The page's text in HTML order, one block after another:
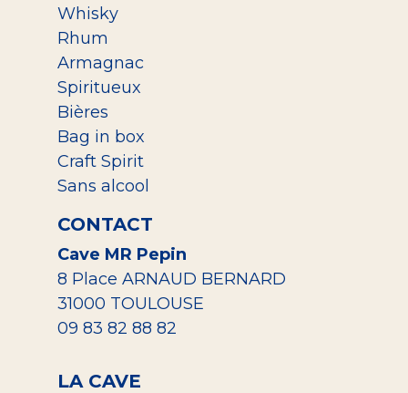
Whisky
Rhum
Armagnac
Spiritueux
Bières
Bag in box
Craft Spirit
Sans alcool
CONTACT
Cave MR Pepin
8 Place ARNAUD BERNARD
31000 TOULOUSE
09 83 82 88 82
LA CAVE